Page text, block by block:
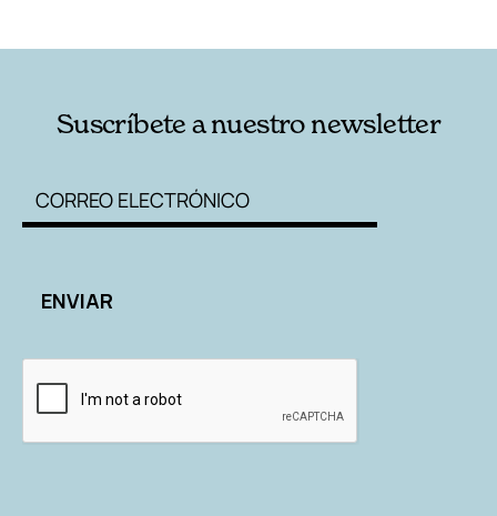
Suscríbete a nuestro newsletter